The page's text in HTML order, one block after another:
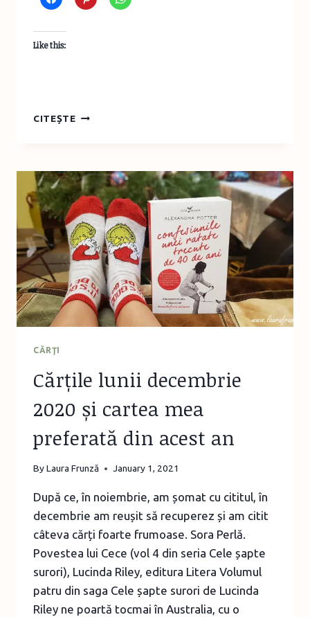
Like this:
CITEȘTECÂND
VOCEA
EMOȚIILOR
LOR
CĂRŢI
Cărțile lunii decembrie
2020 și cartea mea
preferată din acest an
ByLaura Frunză January 1, 2021
După ce, în noiembrie, am șomat cu cititul, în
decembrie am reușit să recuperez și am citit
câteva cărți foarte frumoase. Sora Perlă.
Povestea lui Cece (vol 4 din seria Cele șapte
surori), Lucinda Riley, editura Litera Volumul
patru din saga Cele șapte surori de Lucinda
Riley ne poartă tocmai în Australia, cu o